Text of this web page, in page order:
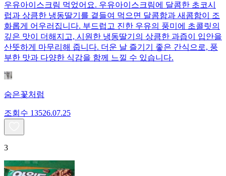
우유아이스크림 먹었어요. 우유아이스크림에 달콤한 초코시
럽과 상큼한 냉동딸기를 곁들여 먹으면 달콤함과 새콤함이 조
화롭게 어우러집니다. 부드럽고 진한 우유의 풍미에 초콜릿의
깊은 맛이 더해지고, 시원한 냉동딸기의 상큼한 과즙이 입안을
산뜻하게 마무리해 줍니다. 더운 날 즐기기 좋은 간식으로, 풍
부한 맛과 다양한 식감을 함께 느낄 수 있습니다.
숨은꽃처럼
조회수 13526.07.25
3